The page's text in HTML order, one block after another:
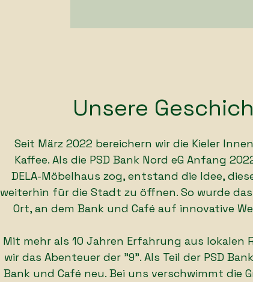
Unsere
Seit März 2022 bereichern wir die Kieler
Kaffee. Als die PSD Bank Nord eG Anfang
DELA-Möbelhaus zog, entstand die Idee,
weiterhin für die Stadt zu öffnen. So wurde
Ort, an dem Bank und Café auf innovative
Mit mehr als 10 Jahren Erfahrung aus lokalen
wir das Abenteuer der "9". Als Teil der PSD
Bank und Café neu. Bei uns verschwimmt die